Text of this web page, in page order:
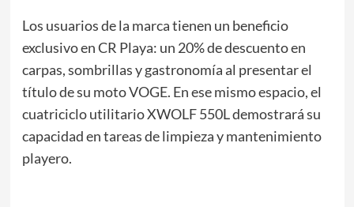
Los usuarios de la marca tienen un beneficio
exclusivo en CR Playa: un 20% de descuento en
carpas, sombrillas y gastronomía al presentar el
título de su moto VOGE. En ese mismo espacio, el
cuatriciclo utilitario XWOLF 550L demostrará su
capacidad en tareas de limpieza y mantenimiento
playero.